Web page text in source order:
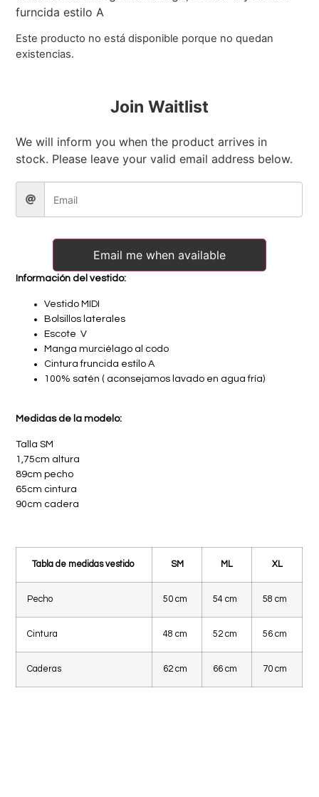
furncida estilo A
Este producto no está disponible porque no quedan
existencias.
Join Waitlist
We will inform you when the product arrives in
stock. Please leave your valid email address below.
Email me when available
Información del vestido:
Vestido MIDI
Bolsillos laterales
Escote V
Manga murciélago al codo
Cintura fruncida estilo A
100% satén ( aconsejamos lavado en agua fría)
Medidas de la modelo:
Talla SM
1,75cm altura
89cm pecho
65cm cintura
90cm cadera
Tabla de medidas vestido SM ML XL
Pecho 50 cm 54 cm 58 cm
Cintura 48 cm 52 cm 56 cm
Caderas 62 cm 66 cm 70 cm